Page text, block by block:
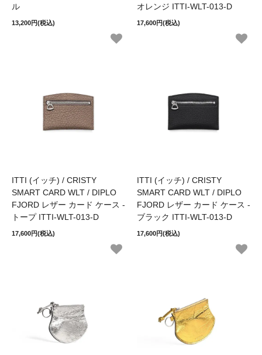
ル
13,200円(税込)
オレンジ ITTI-WLT-013-D
17,600円(税込)
ITTI (イッチ) / CRISTY
SMART CARD WLT / DIPLO
FJORD レザー カード ケース -
トープ ITTI-WLT-013-D
17,600円(税込)
ITTI (イッチ) / CRISTY
SMART CARD WLT / DIPLO
FJORD レザー カード ケース -
ブラック ITTI-WLT-013-D
17,600円(税込)